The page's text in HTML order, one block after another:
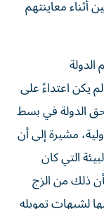
معاينتهم
يكن اعتداءً على
الدولة في بسط
مشيرة إلى أن
التي كان
ذلك من الزج